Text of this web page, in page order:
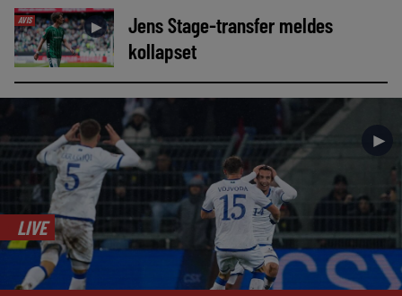
AVIS ►
Jens Stage-transfer meldes
kollapset
►
LIVE